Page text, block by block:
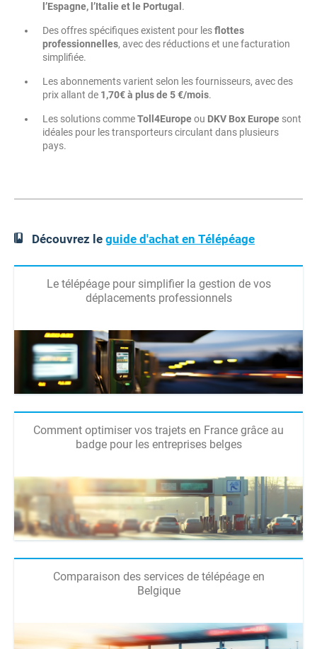
l’Espagne, l’Italie et le Portugal .
Des offres spécifiques existent pour lesflottes
professionnelles, avec des réductions et une facturation
simplifiée.
Les abonnements varient selon les fournisseurs, avec des
prix allant de 1,70€ à plus de 5 €/mois.
Les solutions commeToll4Europeou DKV Box Europe sont
idéales pour les transporteurs circulant dans plusieurs
pays.
Découvrez leguide d'achat en Télépéage
Le télépéage pour simplifier la gestion de vos
déplacements professionnels
Comment optimiser vos trajets en France grâce au
badge pour les entreprises belges
Comparaison des services de télépéage en
Belgique